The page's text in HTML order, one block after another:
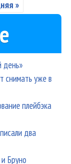
»
день»
снимать уже в
плейбэка
два
Бруно